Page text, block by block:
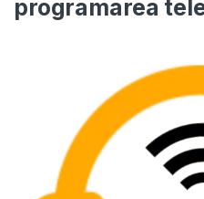
programarea